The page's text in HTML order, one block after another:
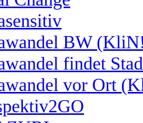
BW
findet
vor Ort